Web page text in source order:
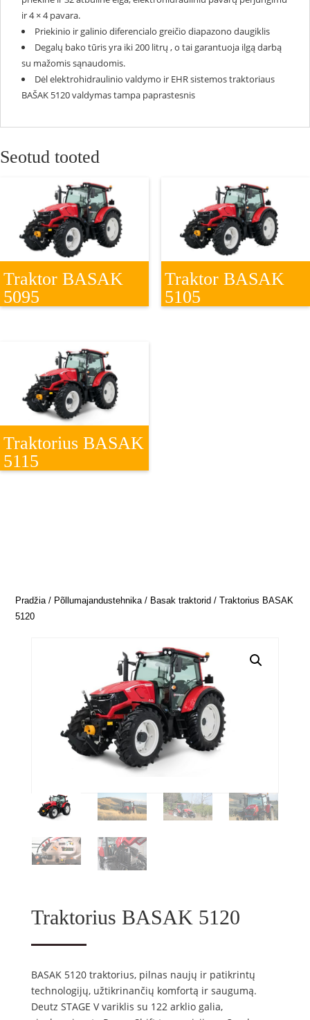
ir 4 × 4 pavara.
Priekinio ir galinio diferencialo greičio diapazono daugiklis
Degalų bako tūris yra iki 200 litrų , o tai garantuoja ilgą darbą
su mažomis sąnaudomis.
Dėl elektrohidraulinio valdymo ir EHR sistemos traktoriaus
BAŠAK 5120 valdymas tampa paprastesnis
Seotud tooted
Traktor BASAK
5095
Traktor BASAK
5105
Traktorius BASAK
5115
Pradžia / Põllumajandustehnika / Basak traktorid / Traktorius BASAK
5120
Traktorius BASAK 5120
BASAK 5120 traktorius, pilnas naujų ir patikrintų
technologijų, užtikrinančių komfortą ir saugumą.
Deutz STAGE V variklis su 122 arklio galia,